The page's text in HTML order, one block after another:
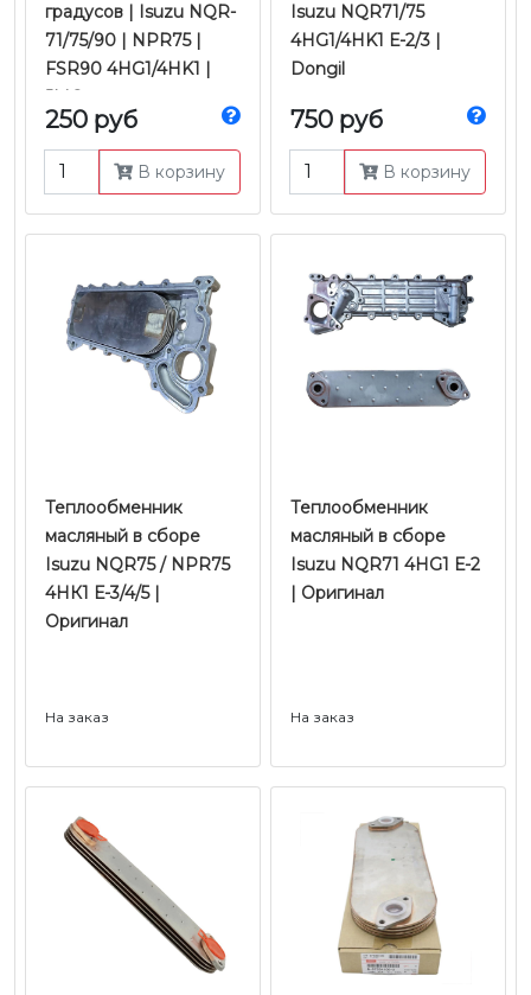
градусов | Isuzu NQR-
71/75/90 | NPR75 |
FSR90 4HG1/4HK1 |
JMC
250 руб
В корзину
Isuzu NQR71/75
4HG1/4HK1 Е-2/3 |
Dongil
750 руб
В корзину
Теплообменник
масляный в сборе
Isuzu NQR75 / NPR75
4HК1 Е-3/4/5 |
Оригинал
На заказ
Теплообменник
масляный в сборе
Isuzu NQR71 4HG1 Е-2
| Оригинал
На заказ